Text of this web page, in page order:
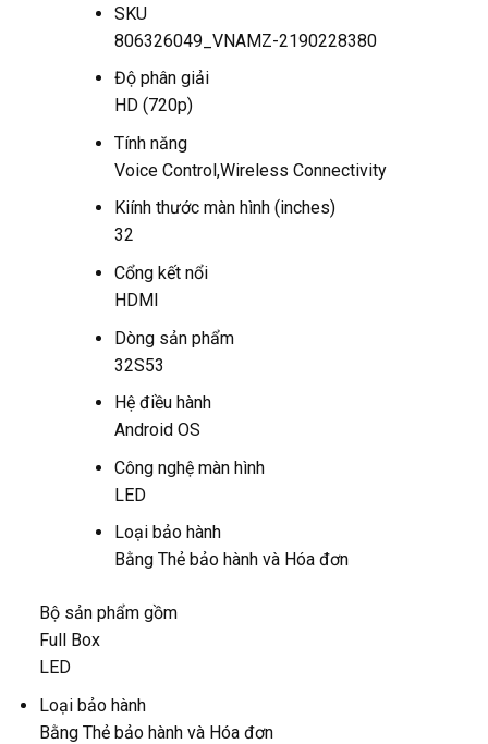
SKU
806326049_VNAMZ-2190228380
Độ phân giải
HD (720p)
Tính năng
Voice Control,Wireless Connectivity
Kiính thước màn hình (inches)
32
Cổng kết nổi
HDMI
Dòng sản phẩm
32S53
Hệ điều hành
Android OS
Công nghệ màn hình
LED
Loại bảo hành
Bằng Thẻ bảo hành và Hóa đơn
Bộ sản phẩm gồm
Full Box
LED
Loại bảo hành
Bằng Thẻ bảo hành và Hóa đơn